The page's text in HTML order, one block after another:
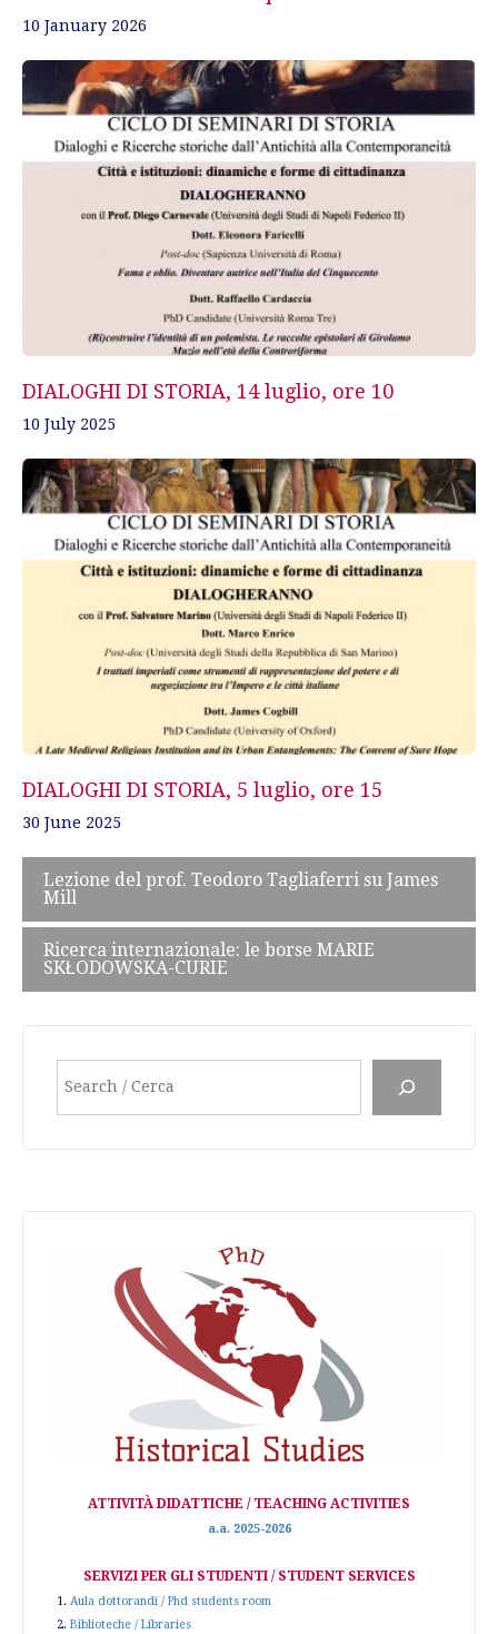
10 January 2026
DIALOGHI DI STORIA, 14 luglio, ore 10
10 July 2025
DIALOGHI DI STORIA, 5 luglio, ore 15
30 June 2025
Lezione del prof. Teodoro Tagliaferri su James
Mill
Ricerca internazionale: le borse MARIE
SKŁODOWSKA-CURIE
ATTIVITÀ DIDATTICHE / TEACHING ACTIVITIES
a.a. 2025-2026
SERVIZI PER GLI STUDENTI / STUDENT SERVICES
1. Aula dottorandi / Phd students room
2. Biblioteche / Libraries